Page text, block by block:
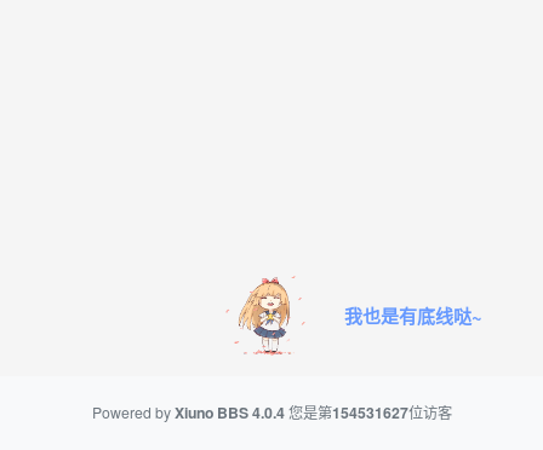
我也是有底线哒~
Powered byXiuno BBS4.0.4 您是第154531627位访客